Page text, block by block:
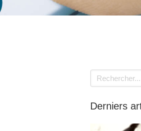
Rechercher
Derniers